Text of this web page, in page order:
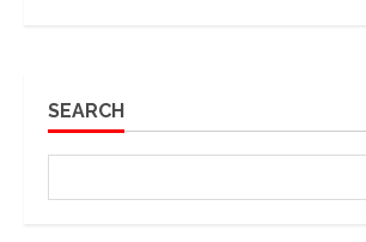
SEARCH